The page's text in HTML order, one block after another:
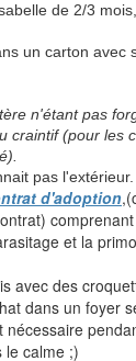
de 2/3
un carton avec
n'étant pas
craintif (pour les
pas l'extérieur.
d'adoption
et la
avec des
dans un foyer
le calme ;)